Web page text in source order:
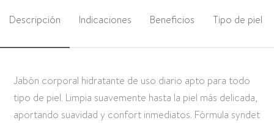
Descripción Indicaciones Beneficios Tipo de piel
Jabón corporal hidratante de uso diario apto para todo
tipo de piel. Limpia suavemente hasta la piel más delicada,
aportando suavidad y confort inmediatos. Fórmula syndet